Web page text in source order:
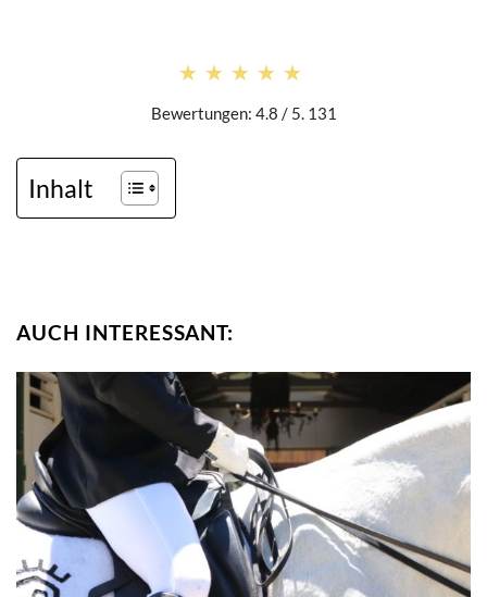
★★★★★
★★★★★
Bewertungen: 4.8 / 5. 131
Inhalt
AUCH INTERESSANT: